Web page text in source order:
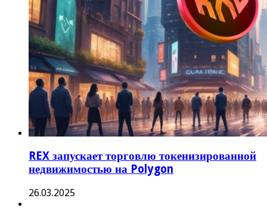
REX запускает торговлю токенизированной
недвижимостью на Polygon
26.03.2025